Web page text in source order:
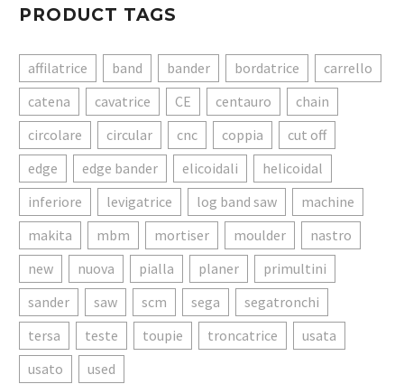
PRODUCT TAGS
affilatrice band bander bordatrice
carrello
catena
cavatrice CE centauro
chain
circolare
circular cnc coppia
cut off
edge
edge bander elicoidali
helicoidal
inferiore
levigatrice log band saw
machine
makita
mbm mortiser moulder
nastro
new
nuova pialla planer
primultini
sander
saw scm sega
segatronchi
tersa
teste toupie troncatrice
usata
usato
used